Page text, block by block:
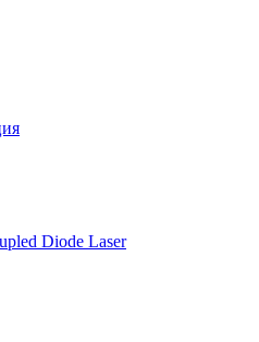
Diode Laser